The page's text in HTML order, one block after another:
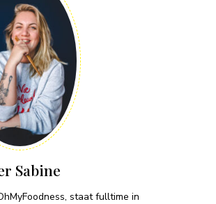
Sabine
staat fulltime in